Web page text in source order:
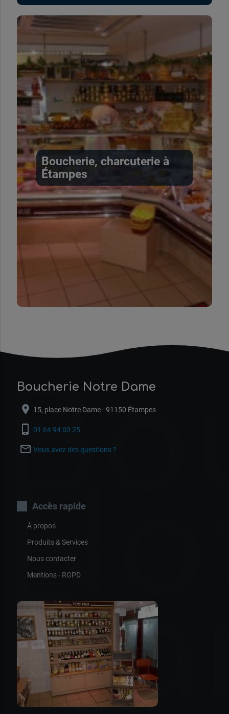
Boucherie, charcuterie à
Étampes
Boucherie Notre Dame
location_on 15, place Notre Dame - 91150 Étampes
phone_iphone 01 64 94 03 25
mail_outline Vous avez des questions ?
Accès rapide
À propos
Produits & Services
Nous contacter
Mentions - RGPD